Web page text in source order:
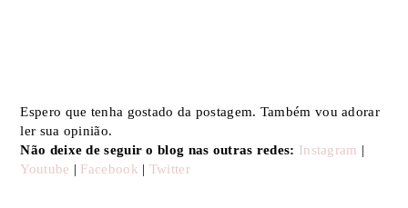
Espero que tenha gostado da postagem. Também vou adorar
ler sua opinião.
Não deixe de seguir o blog nas outras redes: Instagram |
Youtube | Facebook | Twitter